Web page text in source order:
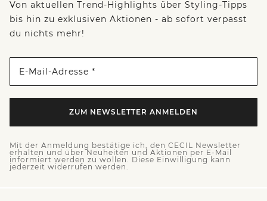
Von aktuellen Trend-Highlights über Styling-Tipps
bis hin zu exklusiven Aktionen - ab sofort verpasst
du nichts mehr!
E-Mail-Adresse *
ZUM NEWSLETTER ANMELDEN
Mit der Anmeldung bestätige ich, den CECIL Newsletter
erhalten und über Neuheiten und Aktionen per E-Mail
informiert werden zu wollen. Diese Einwilligung kann
jederzeit widerrufen werden.